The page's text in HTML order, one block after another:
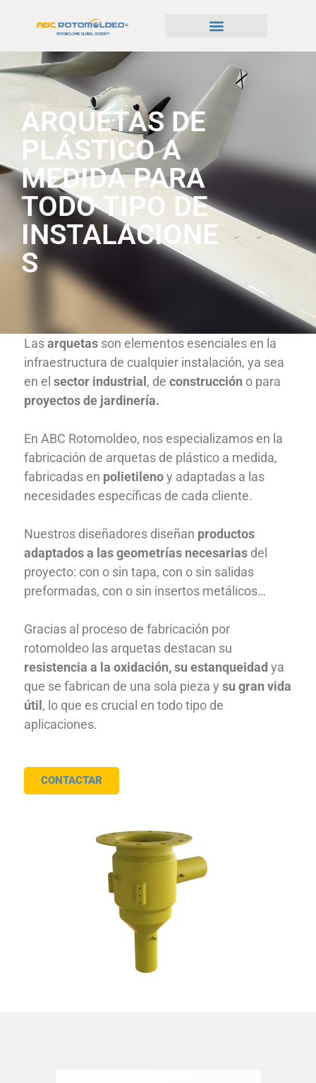
ARQUETAS DE
PLÁSTICO A
MEDIDA PARA
TODO TIPO DE
INSTALACIONE
S
Lasarquetas son elementos esenciales en la
infraestructura de cualquier instalación, ya sea
en el sector industrial , de construcción o para
proyectos de jardinería.
En ABC Rotomoldeo, nos especializamos en la
fabricación de arquetas de plástico a medida,
fabricadas en polietilenoy adaptadas a las
necesidades específicas de cada cliente.
Nuestros diseñadores diseñan productos
adaptados a las geometrías necesarias del
proyecto: con o sin tapa, con o sin salidas
preformadas, con o sin insertos metálicos…
Gracias al proceso de fabricación por
rotomoldeo las arquetas destacan su
resistencia a la oxidación, su estanqueidad ya
que se fabrican de una sola pieza y su gran vida
útil , lo que es crucial en todo tipo de
aplicaciones.
CONTACTAR